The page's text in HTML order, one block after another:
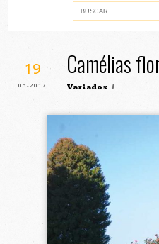
19
05-2017
Camélias
Variados /